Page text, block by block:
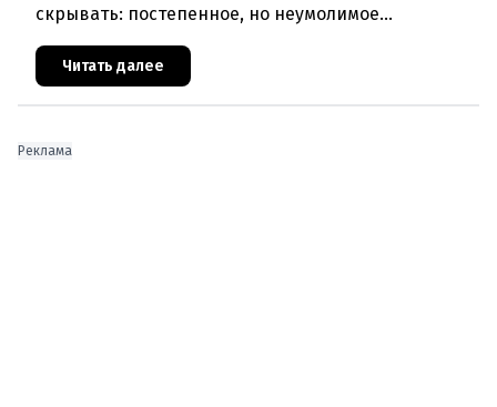
скрывать: постепенное, но неумолимое
сокращение численности населения
европейского происхождения. «Часы замен
Читать далее
Реклама